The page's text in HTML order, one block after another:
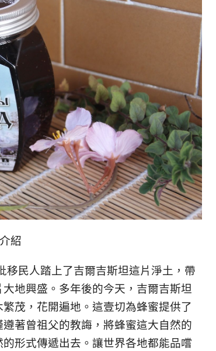
介紹
民人踏上了吉爾吉斯坦這片淨土，帶
地興盛。多年後的今天，吉爾吉斯坦
茂，花開遍地。這壹切為蜂蜜提供了
著曾祖父的教誨，將蜂蜜這大自然的
形式傳遞出去。讓世界各地都能品嚐